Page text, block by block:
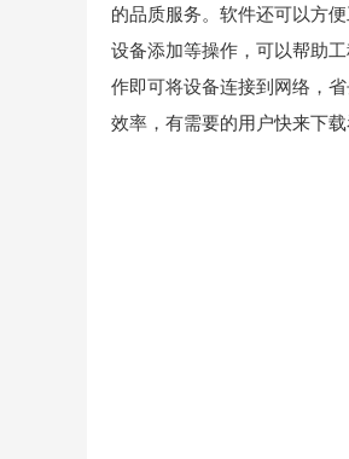
的品质服务。软件还可以方
设备添加等操作，可以帮助
作即可将设备连接到网络，
效率，有需要的用户快来下载